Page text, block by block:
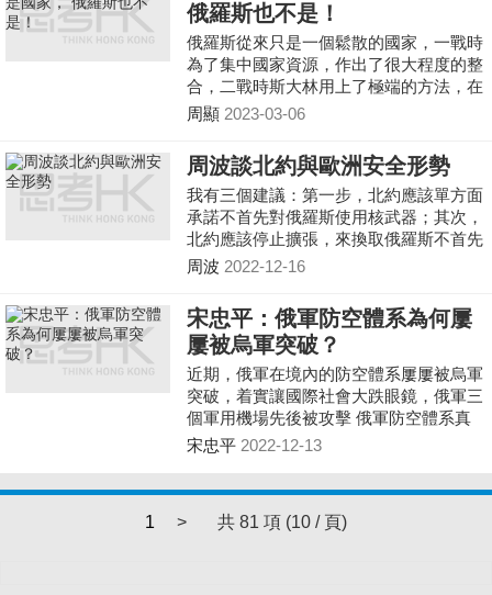
俄羅斯也不是！
俄羅斯從來只是一個鬆散的國家，一戰時
為了集中國家資源，作出了很大程度的整
合，二戰時斯大林用上了極端的方法，在
把國家總動員的同時，也令到國家作出了
「加盟共和國」的制度，已有了先天的分
裂基因，在當時，只有靠著共產主義來作
思想綑綁，但當它沒有了共產主義，便只
有完蛋了。問題在於，今日的俄羅斯有甚
麼可用來黏合全國呢？
周顯 2023-03-06
周波談北約與歐洲安全形勢
我有三個建議：第一步，北約應該單方面
承諾不首先對俄羅斯使用核武器；其次，
北約應該停止擴張，來換取俄羅斯不首先
使用核武器；第三步就是北約削減龐大的
的核武器的數量。這三個建議其實每一條
做起來都不太容易，但我認為它是平衡
的，對雙方的關切都有所關照。
周波 2022-12-16
宋忠平：俄軍防空體系為何屢
屢被烏軍突破？
近期，俄軍在境內的防空體系屢屢被烏軍
突破，着實讓國際社會大跌眼鏡，俄軍三
個軍用機場先後被攻擊 俄軍防空體系真
的只是傳說中的厲害嗎？
宋忠平 2022-12-13
1 > 共 81 項 (10 / 頁)